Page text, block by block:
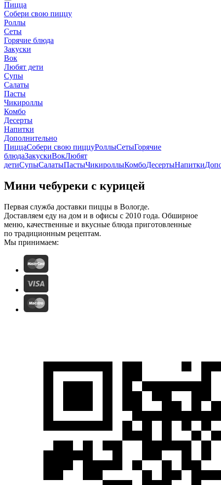
Пицца
Собери свою пиццу
Роллы
Сеты
Горячие блюда
Закуски
Вок
Любят дети
Супы
Салаты
Пасты
Чикироллы
Комбо
Десерты
Напитки
Дополнительно
ПиццаСобери свою пиццуРоллыСетыГорячие
блюдаЗакускиВокЛюбят
детиСупыСалатыПастыЧикироллыКомбоДесертыНапитки
Мини чебуреки с курицей
Первая служба доставки пиццы в Вологде.
Доставляем еду на дом и в офисы с 2010 года. Обширное
меню, качественные и вкусные блюда приготовленные
по традиционным рецептам.
Мы принимаем: